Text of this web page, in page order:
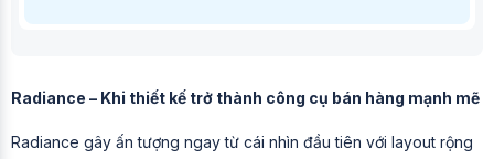
Radiance – Khi thiết kế trở thành công cụ bán hàng mạnh mẽ
Radiance gây ấn tượng ngay từ cái nhìn đầu tiên với layout rộng